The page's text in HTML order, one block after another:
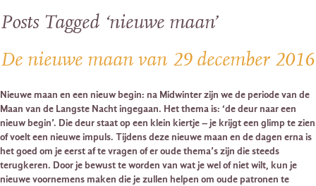
Posts Tagged ‘nieuwe maan’
De nieuwe maan van 29 december 2016
Nieuwe maan en een nieuw begin: na Midwinter zijn we de periode van de
Maan van de Langste Nacht ingegaan. Het thema is: ‘de deur naar een
nieuw begin’. Die deur staat op een klein kiertje – je krijgt een glimp te zien
of voelt een nieuwe impuls. Tijdens deze nieuwe maan en de dagen erna is
het goed om je eerst af te vragen of er oude thema’s zijn die steeds
terugkeren. Door je bewust te worden van wat je wel of niet wilt, kun je
nieuwe voornemens maken die je zullen helpen om oude patronen te